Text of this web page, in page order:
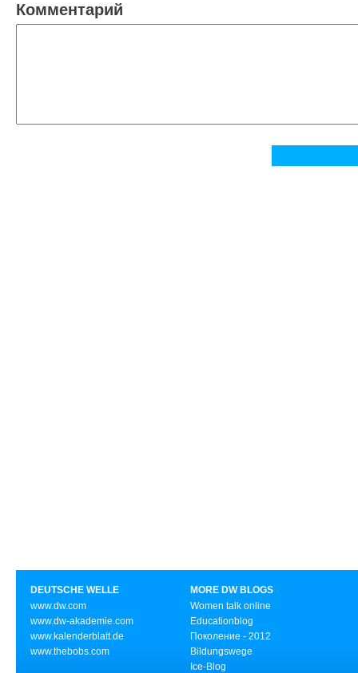
Комментарий
DEUTSCHE WELLE
www.dw.com
www.dw-akademie.com
www.kalenderblatt.de
www.thebobs.com
MORE DW BLOGS
Women talk online
Educationblog
Поколение - 2012
Bildungswege
Ice-Blog